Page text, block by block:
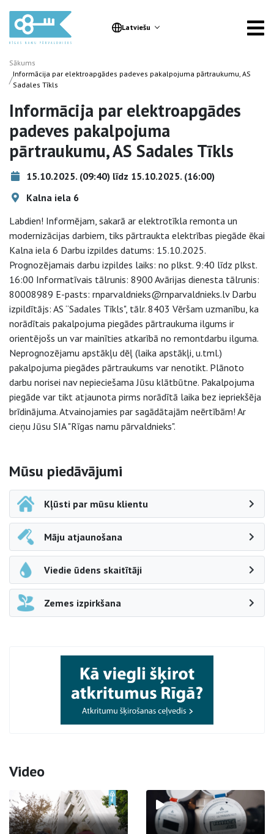
Latviešu
Sākums
/Informācija par elektroapgādes padeves pakalpojuma pārtraukumu, AS
Sadales Tīkls
Informācija par elektroapgādes
padeves pakalpojuma
pārtraukumu, AS Sadales Tīkls
15.10.2025. (09:40) līdz 15.10.2025. (16:00)
Kalna iela 6
Labdien! Informējam, sakarā ar elektrotīkla remonta un
modernizācijas darbiem, tiks pārtraukta elektrības piegāde ēkai
Kalna iela 6 Darbu izpildes datums: 15.10.2025.
Prognozējamais darbu izpildes laiks: no plkst. 9:40 līdz plkst.
16:00 Informatīvais tālrunis: 8900 Avārijas dienesta tālrunis:
80008989 E-pasts: rnparvaldnieks@rnparvaldnieks.lv Darbu
izpildītājs: AS “Sadales Tīkls", tālr. 8403 Vēršam uzmanību, ka
norādītais pakalpojuma piegādes pārtraukuma ilgums ir
orientējošs un var mainīties atkarībā no remontdarbu ilguma.
Neprognozējamu apstākļu dēļ (laika apstākļi, u.tml.)
pakalpojuma piegādes pārtraukums var nenotikt. Plānoto
darbu norisei nav nepieciešama Jūsu klātbūtne. Pakalpojuma
piegāde var tikt atjaunota pirms norādītā laika bez iepriekšēja
brīdinājuma. Atvainojamies par sagādātajām neērtībām! Ar
cieņu Jūsu SIA "Rīgas namu pārvaldnieks".
Sāna navigācija
Mūsu piedāvājumi
Kļūsti par mūsu klientu
Māju atjaunošana
Viedie ūdens skaitītāji
Zemes izpirkšana
Video